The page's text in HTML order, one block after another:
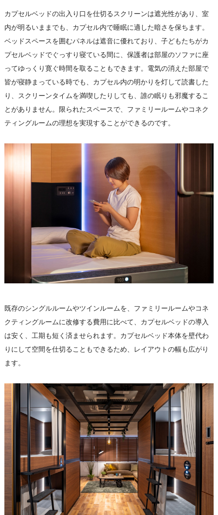
カプセルベッドの出入り口を仕切るスクリーンは遮光性があり、室
内が明るいままでも、カプセル内で睡眠に適した暗さを保ちます。
ベッドスペースを囲むパネルは遮音に優れており、子どもたちがカ
プセルベッドでぐっすり寝ている間に、保護者は部屋のソファに座
ってゆっくり寛ぐ時間を取ることもできます。電気の消えた部屋で
皆が寝静まっている時でも、カプセル内の明かりを灯して読書した
り、スクリーンタイムを満喫したりしても、誰の眠りも邪魔するこ
とがありません。限られたスペースで、ファミリールームやコネク
ティングルームの理想を実現することができるのです。
既存のシングルルームやツインルームを、ファミリールームやコネ
クティングルームに改修する費用に比べて、カプセルベッドの導入
は安く、工期も短く済ませられます。カプセルベッド本体を壁代わ
りにして空間を仕切ることもできるため、レイアウトの幅も広がり
ます。